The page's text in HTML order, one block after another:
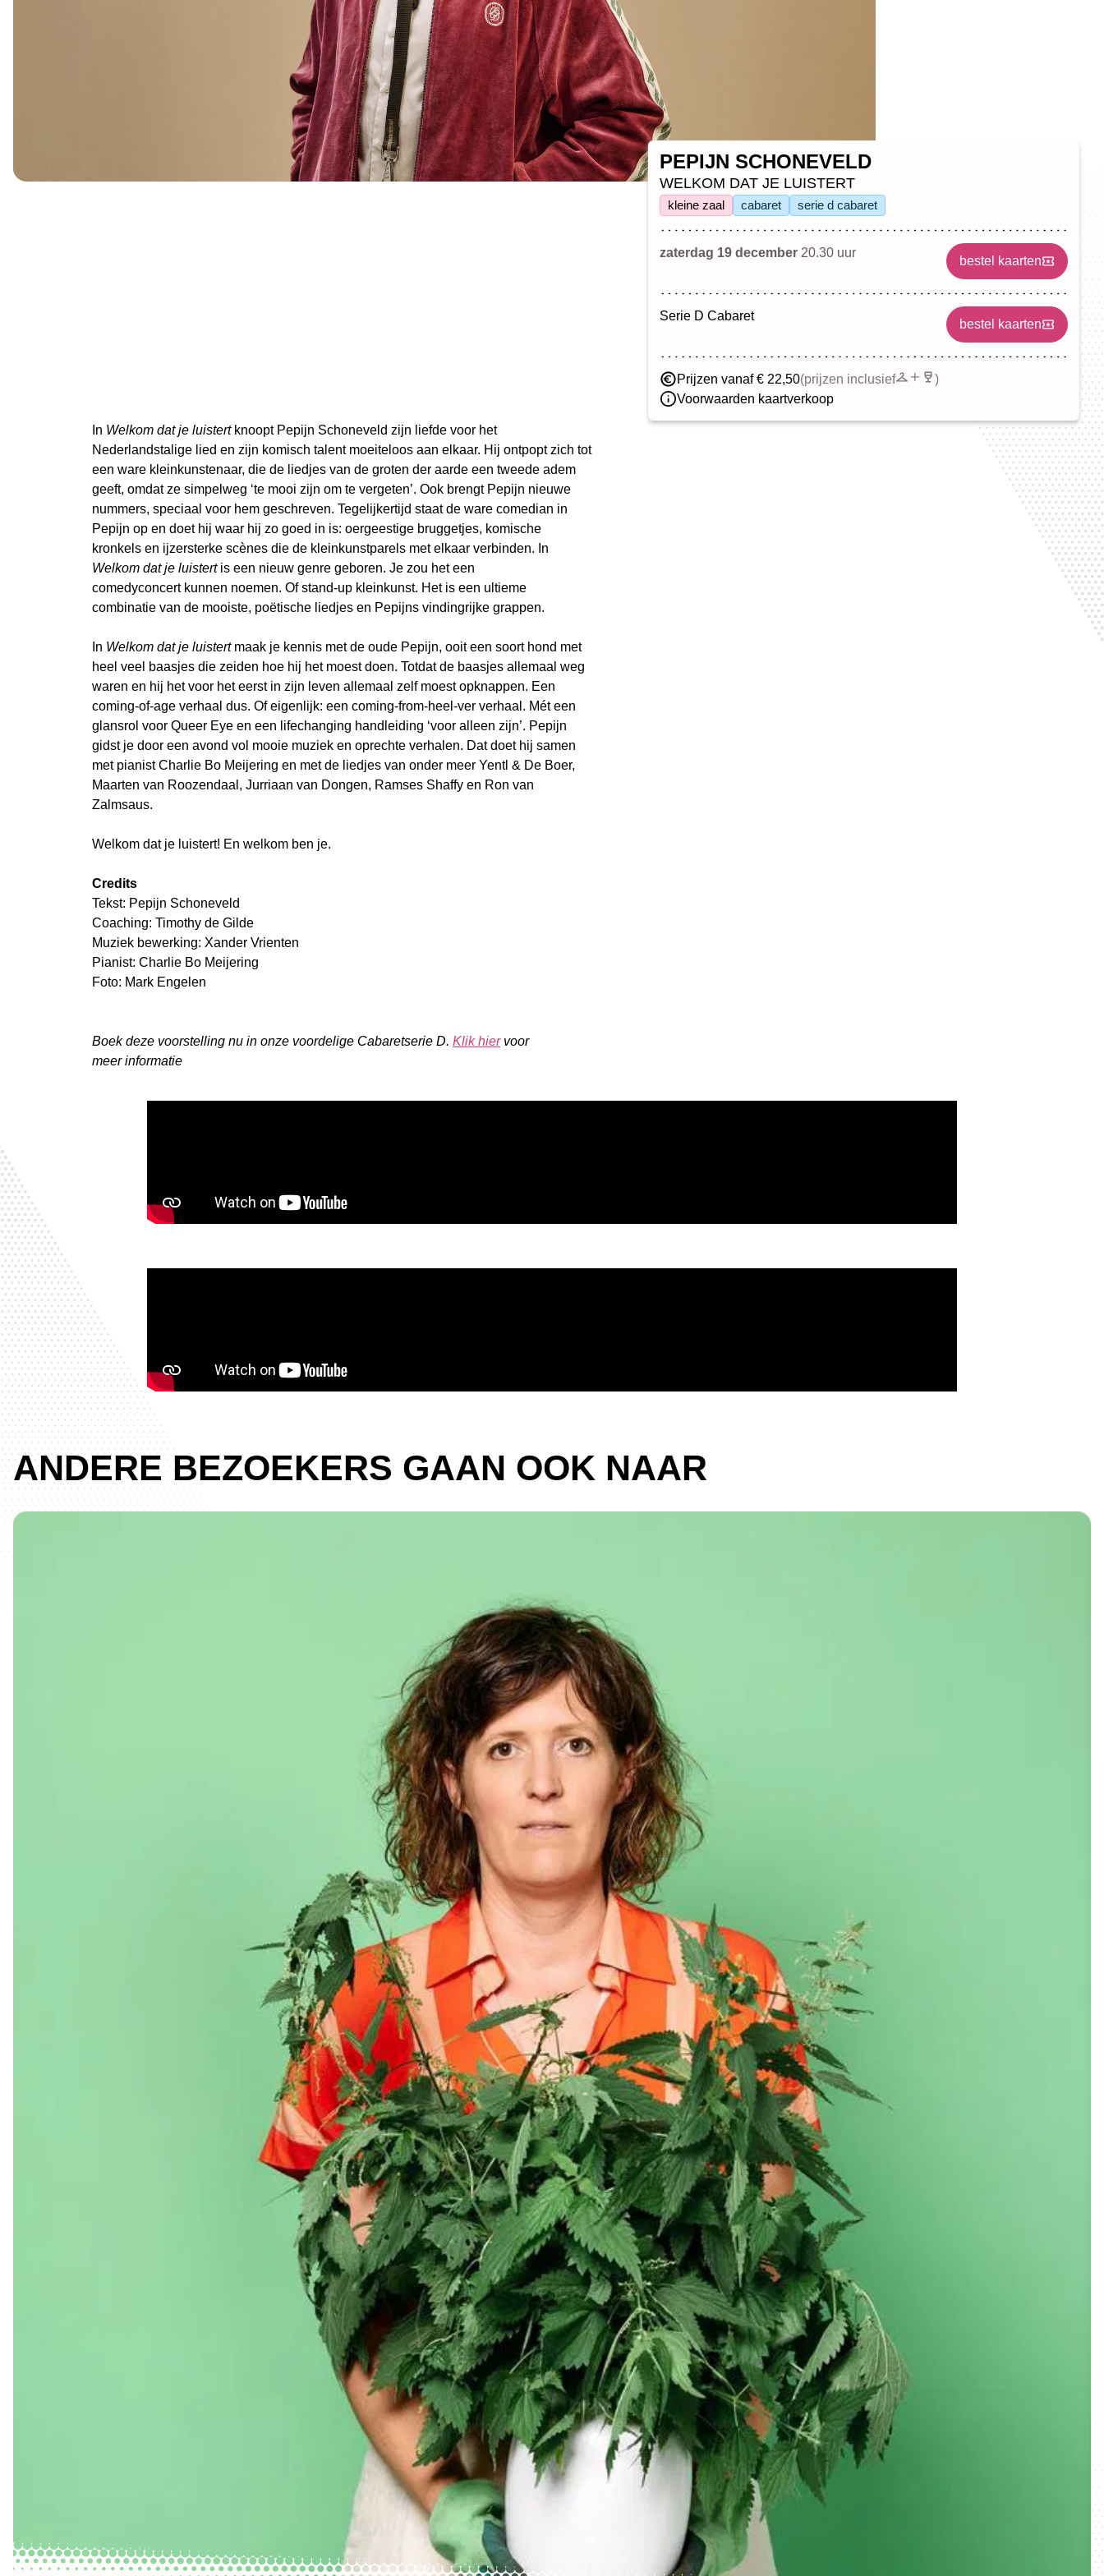
PEPIJN SCHONEVELD
WELKOM DAT JE LUISTERT
kleine zaal cabaret serie d cabaret
zaterdag 19 december 20.30 uur
bestel kaarten
Serie D Cabaret
bestel kaarten
Prijzen vanaf € 22,50(prijzen inclusief
)
Voorwaarden kaartverkoop
In Welkom dat je luistertknoopt Pepijn Schoneveld zijn liefde voor het
Nederlandstalige lied en zijn komisch talent moeiteloos aan elkaar. Hij ontpopt zich tot
een ware kleinkunstenaar, die de liedjes van de groten der aarde een tweede adem
geeft, omdat ze simpelweg ‘te mooi zijn om te vergeten’. Ook brengt Pepijn nieuwe
nummers, speciaal voor hem geschreven. Tegelijkertijd staat de ware comedian in
Pepijn op en doet hij waar hij zo goed in is: oergeestige bruggetjes, komische
kronkels en ijzersterke scènes die de kleinkunstparels met elkaar verbinden. In
Welkom dat je luistert is een nieuw genre geboren. Je zou het een
comedyconcert kunnen noemen. Of stand-up kleinkunst. Het is een ultieme
combinatie van de mooiste, poëtische liedjes en Pepijns vindingrijke grappen.
In Welkom dat je luistertmaak je kennis met de oude Pepijn, ooit een soort hond met
heel veel baasjes die zeiden hoe hij het moest doen. Totdat de baasjes allemaal weg
waren en hij het voor het eerst in zijn leven allemaal zelf moest opknappen. Een
coming-of-age verhaal dus. Of eigenlijk: een coming-from-heel-ver verhaal. Mét een
glansrol voor Queer Eye en een lifechanging handleiding ‘voor alleen zijn’. Pepijn
gidst je door een avond vol mooie muziek en oprechte verhalen. Dat doet hij samen
met pianist Charlie Bo Meijering en met de liedjes van onder meer Yentl & De Boer,
Maarten van Roozendaal, Jurriaan van Dongen, Ramses Shaffy en Ron van
Zalmsaus.
Welkom dat je luistert! En welkom ben je.
Credits
Tekst: Pepijn Schoneveld
Coaching: Timothy de Gilde
Muziek bewerking: Xander Vrienten
Pianist: Charlie Bo Meijering
Foto: Mark Engelen
Boek deze voorstelling nu in onze voordelige Cabaretserie D.Klik hiervoor
meer informatie
ANDERE BEZOEKERS GAAN OOK NAAR